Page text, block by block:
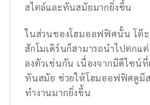
สไตล์และทันสมัยมากยิ่งขึ้น
ในส่วนของโฮมออฟฟิศนั้น โต๊
สักโมเดิร์นก็สามารถนำไปตกแต่
ลงตัวเช่นกัน เนื่องจากมีดีไซน์ที่
ทันสมัย ช่วยให้โฮมออฟฟิศดูมี
ทำงานมากยิ่งขึ้น